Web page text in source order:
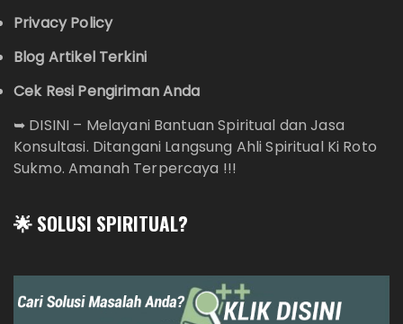
Privacy Policy
Blog Artikel Terkini
Cek Resi Pengiriman Anda
➥ DISINI – Melayani Bantuan Spiritual dan Jasa
Konsultasi. Ditangani Langsung Ahli Spiritual Ki Roto
Sukmo. Amanah Terpercaya !!!
🌟 SOLUSI SPIRITUAL?